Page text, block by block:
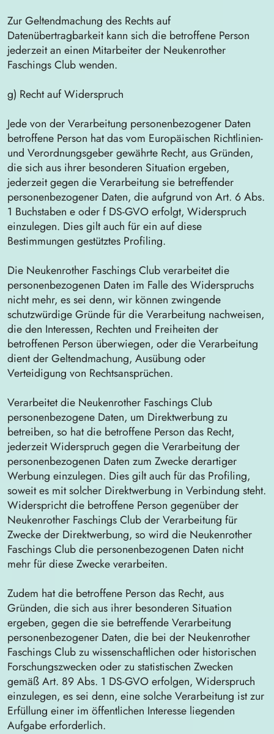
Zur Geltendmachung des Rechts auf
Datenübertragbarkeit kann sich die betroffene Person
jederzeit an einen Mitarbeiter der Neukenrother
Faschings Club wenden.
g) Recht auf Widerspruch
Jede von der Verarbeitung personenbezogener Daten
betroffene Person hat das vom Europäischen Richtlinien-
und Verordnungsgeber gewährte Recht, aus Gründen,
die sich aus ihrer besonderen Situation ergeben,
jederzeit gegen die Verarbeitung sie betreffender
personenbezogener Daten, die aufgrund von Art. 6 Abs.
1 Buchstaben e oder f DS-GVO erfolgt, Widerspruch
einzulegen. Dies gilt auch für ein auf diese
Bestimmungen gestütztes Profiling.
Die Neukenrother Faschings Club verarbeitet die
personenbezogenen Daten im Falle des Widerspruchs
nicht mehr, es sei denn, wir können zwingende
schutzwürdige Gründe für die Verarbeitung nachweisen,
die den Interessen, Rechten und Freiheiten der
betroffenen Person überwiegen, oder die Verarbeitung
dient der Geltendmachung, Ausübung oder
Verteidigung von Rechtsansprüchen.
Verarbeitet die Neukenrother Faschings Club
personenbezogene Daten, um Direktwerbung zu
betreiben, so hat die betroffene Person das Recht,
jederzeit Widerspruch gegen die Verarbeitung der
personenbezogenen Daten zum Zwecke derartiger
Werbung einzulegen. Dies gilt auch für das Profiling,
soweit es mit solcher Direktwerbung in Verbindung steht.
Widerspricht die betroffene Person gegenüber der
Neukenrother Faschings Club der Verarbeitung für
Zwecke der Direktwerbung, so wird die Neukenrother
Faschings Club die personenbezogenen Daten nicht
mehr für diese Zwecke verarbeiten.
Zudem hat die betroffene Person das Recht, aus
Gründen, die sich aus ihrer besonderen Situation
ergeben, gegen die sie betreffende Verarbeitung
personenbezogener Daten, die bei der Neukenrother
Faschings Club zu wissenschaftlichen oder historischen
Forschungszwecken oder zu statistischen Zwecken
gemäß Art. 89 Abs. 1 DS-GVO erfolgen, Widerspruch
einzulegen, es sei denn, eine solche Verarbeitung ist zur
Erfüllung einer im öffentlichen Interesse liegenden
Aufgabe erforderlich.